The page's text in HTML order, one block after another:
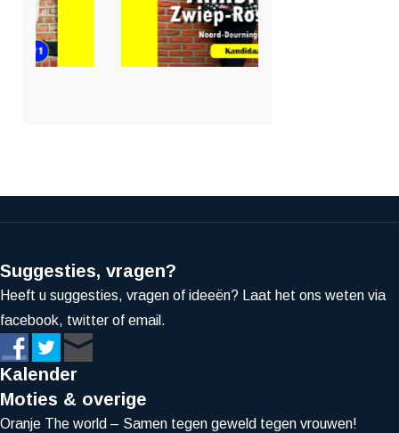
Suggesties, vragen?
Heeft u suggesties, vragen of ideeën? Laat het ons weten via
facebook, twitter of email.
Kalender
Moties & overige
Oranje The world – Samen tegen geweld tegen vrouwen!